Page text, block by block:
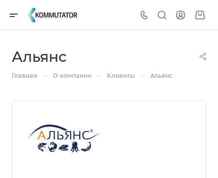
Альянс
Главная — О компании — Клиенты — Альянс